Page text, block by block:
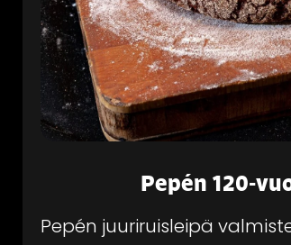
Pepén 120-
Pepén juuriruisleipä